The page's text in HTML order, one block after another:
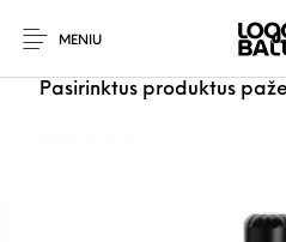
MENIU
Pasirinktus produktus